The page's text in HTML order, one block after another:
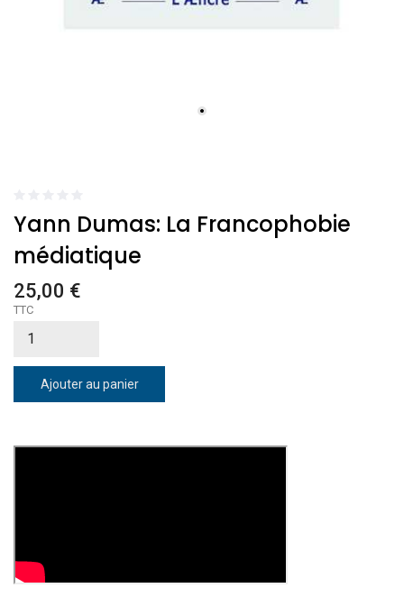
Yann Dumas: La Francophobie
médiatique
25,00 €
TTC
Ajouter au panier